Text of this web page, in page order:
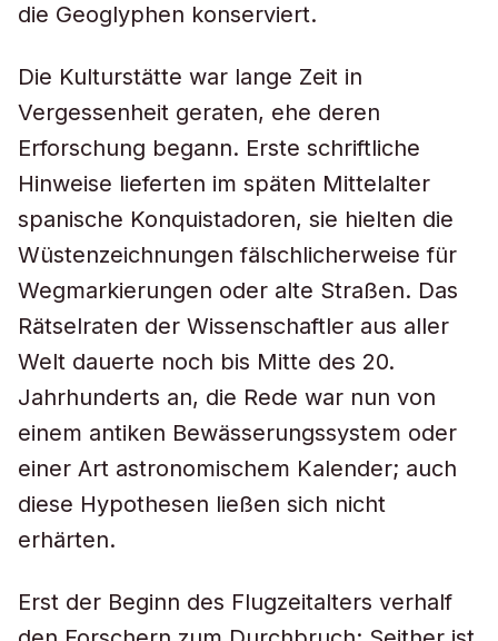
die Geoglyphen konserviert.
Die Kulturstätte war lange Zeit in
Vergessenheit geraten, ehe deren
Erforschung begann. Erste schriftliche
Hinweise lieferten im späten Mittelalter
spanische Konquistadoren, sie hielten die
Wüstenzeichnungen fälschlicherweise für
Wegmarkierungen oder alte Straßen. Das
Rätselraten der Wissenschaftler aus aller
Welt dauerte noch bis Mitte des 20.
Jahrhunderts an, die Rede war nun von
einem antiken Bewässerungssystem oder
einer Art astronomischem Kalender; auch
diese Hypothesen ließen sich nicht
erhärten.
Erst der Beginn des Flugzeitalters verhalf